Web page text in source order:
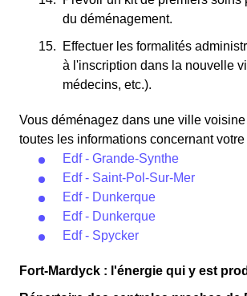
du déménagement.
Effectuer les formalités
à l'inscription dans la nouvelle
médecins, etc.).
Vous déménagez dans une ville
toutes les informations concernant
Edf - Grande-Synthe
Edf - Saint-Pol-Sur-Mer
Edf - Dunkerque
Edf - Dunkerque
Edf - Spycker
Fort-Mardyck : l'énergie qui y est